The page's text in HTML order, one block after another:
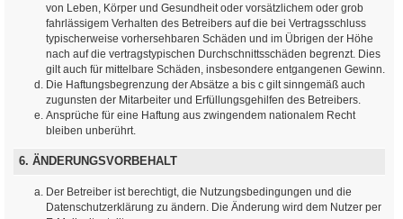
von Leben, Körper und Gesundheit oder vorsätzlichem oder grob
fahrlässigem Verhalten des Betreibers auf die bei Vertragsschluss
typischerweise vorhersehbaren Schäden und im Übrigen der Höhe
nach auf die vertragstypischen Durchschnittsschäden begrenzt. Dies
gilt auch für mittelbare Schäden, insbesondere entgangenen Gewinn.
Die Haftungsbegrenzung der Absätze a bis c gilt sinngemäß auch
zugunsten der Mitarbeiter und Erfüllungsgehilfen des Betreibers.
Ansprüche für eine Haftung aus zwingendem nationalem Recht
bleiben unberührt.
6. ÄNDERUNGSVORBEHALT
Der Betreiber ist berechtigt, die Nutzungsbedingungen und die
Datenschutzerklärung zu ändern. Die Änderung wird dem Nutzer per